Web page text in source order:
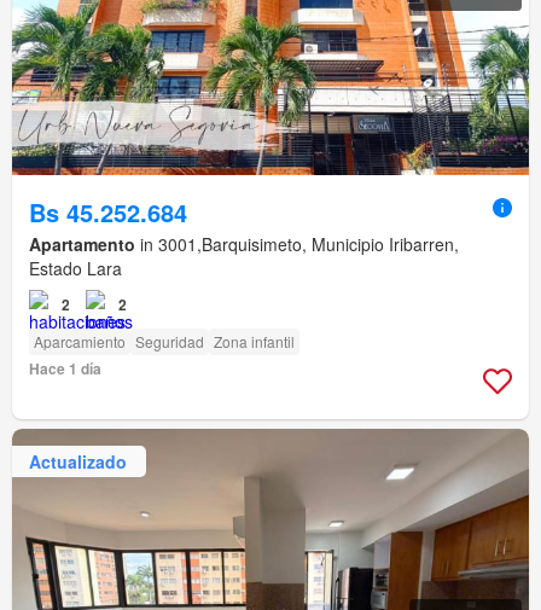
Bs 45.252.684
Apartamento in 3001,Barquisimeto, Municipio Iribarren,
Estado Lara
2 2
Aparcamiento Seguridad Zona infantil
Hace 1 día
Actualizado